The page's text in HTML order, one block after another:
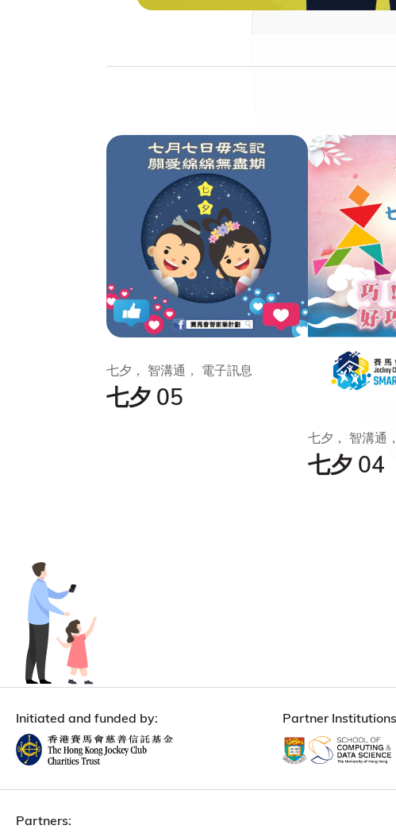
七夕 05
七夕， 智溝通， 電子訊息
七夕 04
七夕， 智溝通
Initiated and funded by: Partner
Partners: